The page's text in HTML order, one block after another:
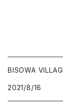
BISOWA
2021/8/16